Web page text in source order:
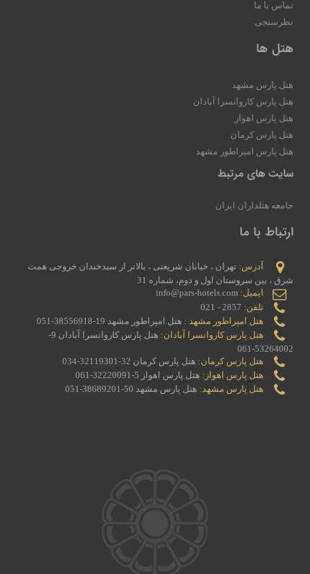
تماس با ما
نظرسنجی
هتل ها
هتل پارس مشهد
هتل پارس کاروانسرا آبادان
هتل پارس اهواز
هتل پارس کرمان
هتل پارس امپراطور مشهد
سایت های مرتبط
جامعه هتلداران ایران
ارتباط با ما
آدرس: تهران ، خیابان شریعتی ، بالاتر از سیدخندان خروجی همت
شرق ، بین سروستان اول و دوم، شماره 31
ایمیل:
تلفن:
هتل امپراطور مشهد : هتل امپراطور مشهد 19-38556918-051
هتل پارس کاروانسرا آبادان:
هتل پارس کاروانسرا آبادان 9-
53264002-061
هتل پارس کرمان: هتل پارس کرمان 32-32119301-034
هتل پارس اهواز: هتل پارس اهواز 5-32220091-061
هتل پارس مشهد: هتل پارس مشهد 50-38689201-051